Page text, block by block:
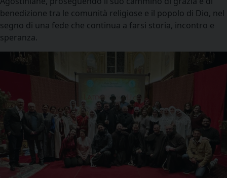
benedizione tra le comunità religiose e il popolo di Dio, nel
segno di una fede che continua a farsi storia, incontro e
speranza.